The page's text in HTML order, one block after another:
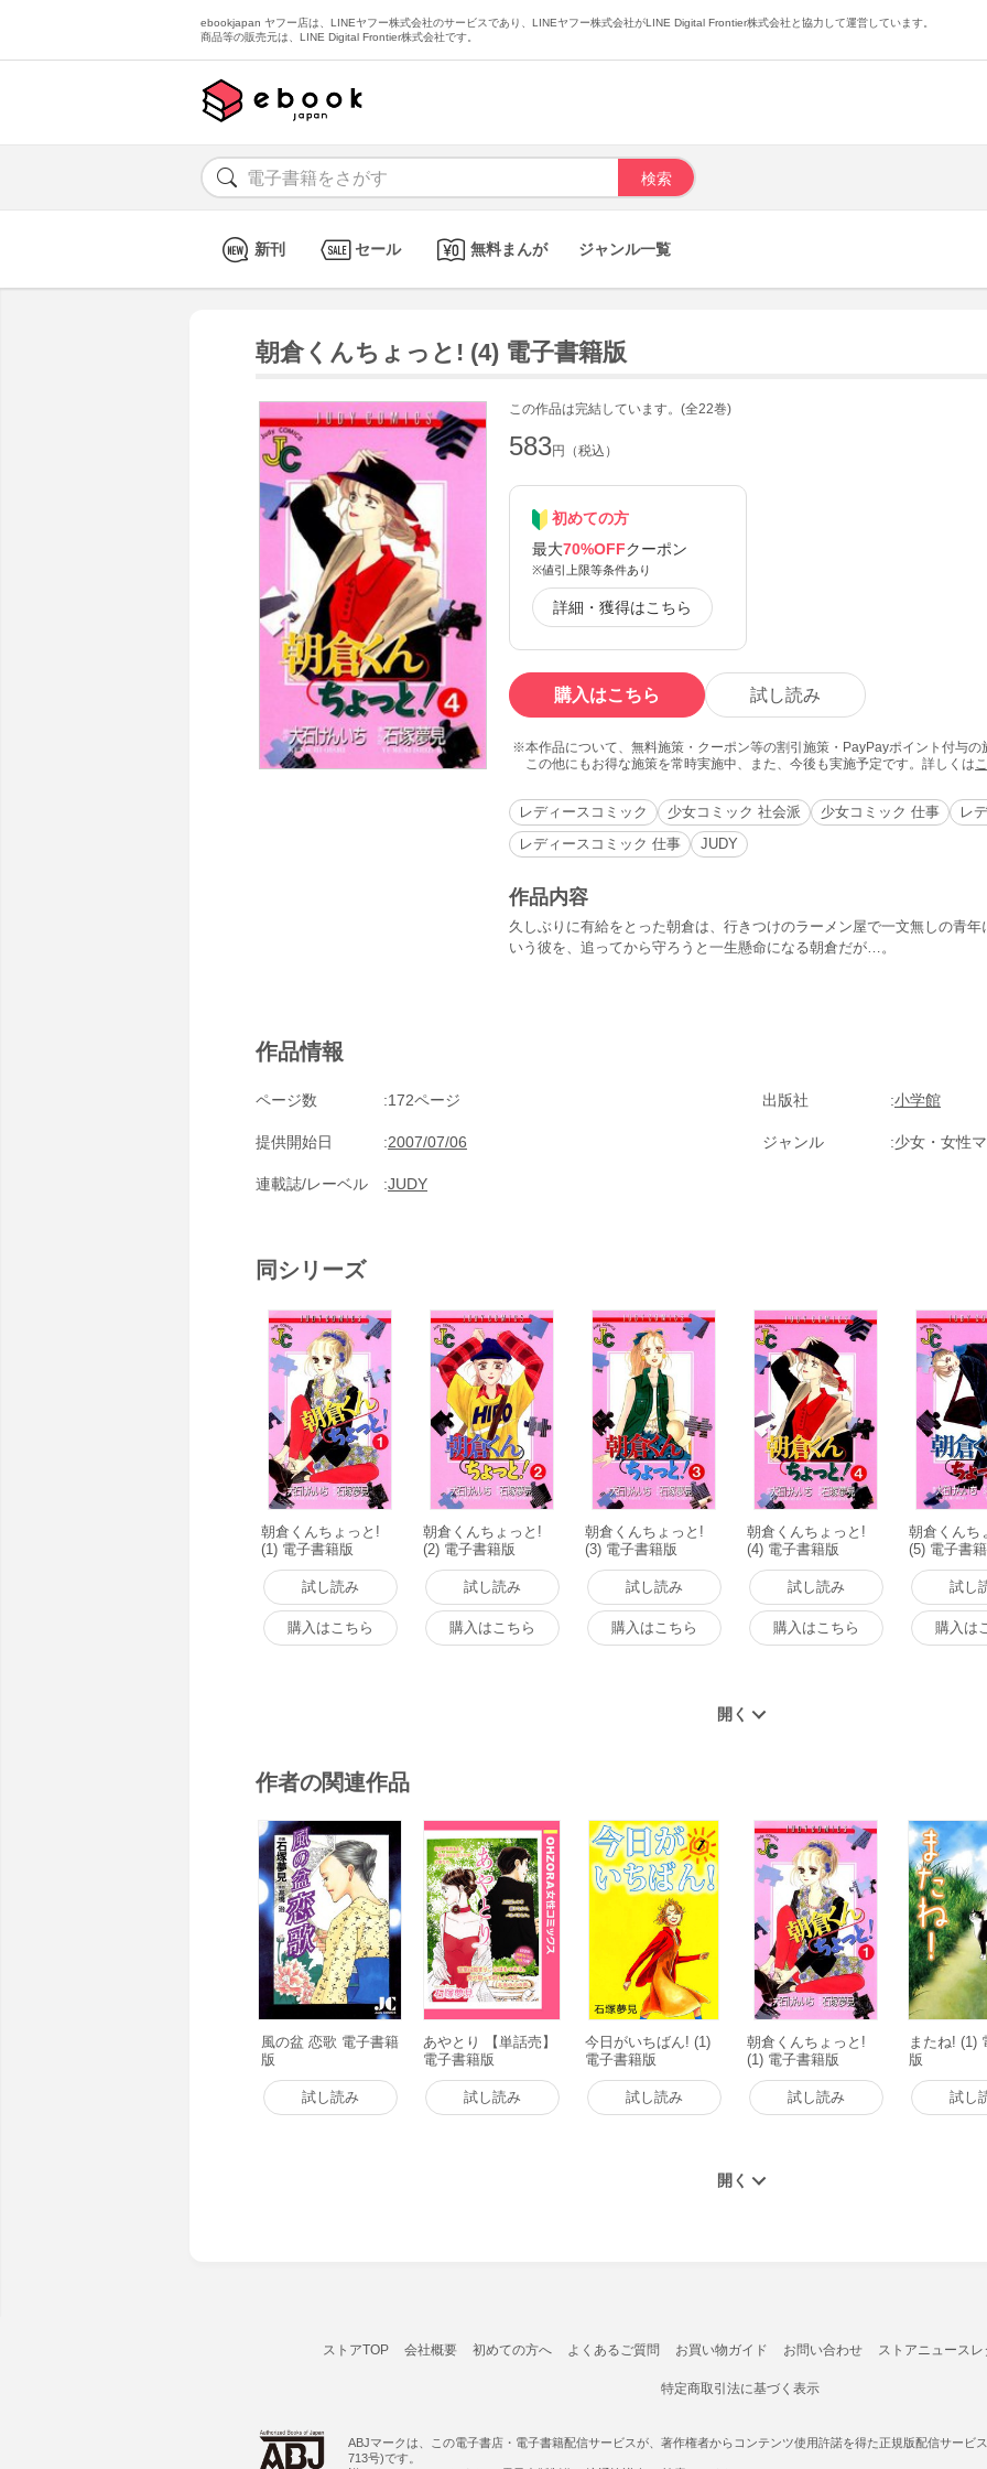
ebookjapan ヤフー店は、LINEヤフー株式会社のサービスであり、LINEヤフー株式会社がLINE Digital Frontier株式会社と協力して運営しています。
商品等の販売元は、LINE Digital Frontier株式会社です。
新刊 セール 無料まんが ジャンル一覧
朝倉くんちょっと! (4) 電子書籍版
この作品は完結しています。(全22巻)
583円（税込）
初めての方
最大70%OFFクーポン
※値引上限等条件あり
詳細・獲得はこちら
購入はこちら 試し読み
本作品について、無料施策・クーポン等の割引施策・PayPayポイント付与
この他にもお得な施策を常時実施中、また、今後も実施予定です。詳しくは
レディースコミック 少女コミック 社会派 少女コミック 仕事
レ
レディースコミック 仕事
JUDY
作品内容
久しぶりに有給をとった朝倉は、行きつけのラーメン屋で一文無しの青
いう彼を、追ってから守ろうと一生懸命になる朝倉だが…。
作品情報
ページ数 172ページ 出版社 小学館
提供開始日 2007/07/06 ジャンル 少女・女性
連載誌/レーベル JUDY
同シリーズ
朝倉くんちょっと!
(1) 電子書籍版
試し読み
購入はこちら
朝倉くんちょっと!
(2) 電子書籍版
試し読み
購入はこちら
朝倉くんちょっと!
(3) 電子書籍版
試し読み
購入はこちら
朝倉くんちょっと!
(4) 電子書籍版
試し読み
購入はこちら
朝倉くんち
(5) 電子書
試し
購入は
作者の関連作品
風の盆 恋歌 電子書籍
版
試し読み
あやとり 【単話売】
電子書籍版
試し読み
今日がいちばん! (1)
電子書籍版
試し読み
朝倉くんちょっと!
(1) 電子書籍版
試し読み
またね! (1)
版
試し
ストアTOP 会社概要 初めての方へ よくあるご質問 お買い物ガイド お問い合わせ ストアニュースレ
特定商取引法に基づく表示
ABJマークは、この電子書店・電子書籍配信サービスが、著作権者からコンテンツ使用許諾を得た正規版配信サービ
713号)です。